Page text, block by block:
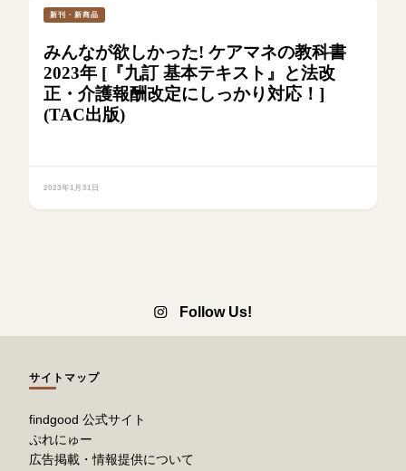
新刊・新商品
みんなが欲しかった! ケアマネの教科書
2023年 [『九訂 基本テキスト』と法改
正・介護報酬改定にしっかり対応！]
(TAC出版)
2023年1月31日
Follow Us!
サイトマップ
findgood 公式サイト
ぷれにゅー
広告掲載・情報提供について